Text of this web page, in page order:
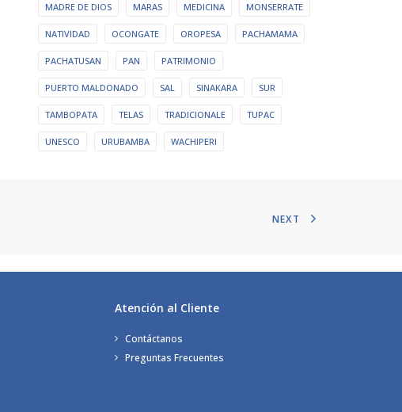
MADRE DE DIOS MARAS MEDICINA MONSERRATE
NATIVIDAD OCONGATE OROPESA PACHAMAMA
PACHATUSAN PAN PATRIMONIO
PUERTO MALDONADO SAL SINAKARA SUR
TAMBOPATA TELAS TRADICIONALE TUPAC
UNESCO URUBAMBA WACHIPERI
NEXT
Atención al Cliente
Contáctanos
Preguntas Frecuentes